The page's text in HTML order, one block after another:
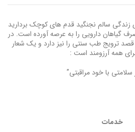
زندگی سالم نجنگید قدم های کوچک بردارید
گیاهان دارویی را به عرصه آورده است. در
ترویج طب سنتی را نیز دارد و یک شعار
همه آرزومند است :
با خود مراقبتی”
خدمات